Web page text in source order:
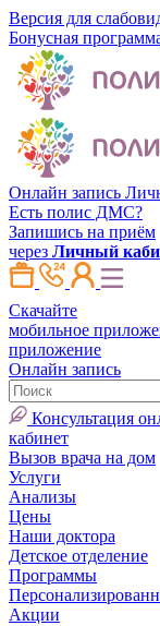
Версия для
Бонусная
Онлайн запись
Есть полис ДМС?
Запишись на приём
через Личный
Скачайте
мобильное
приложение
Онлайн запись
Консультация
кабинет
Вызов врача на дом
Услуги
Анализы
Цены
Наши доктора
Детское отделение
Программы
Акции